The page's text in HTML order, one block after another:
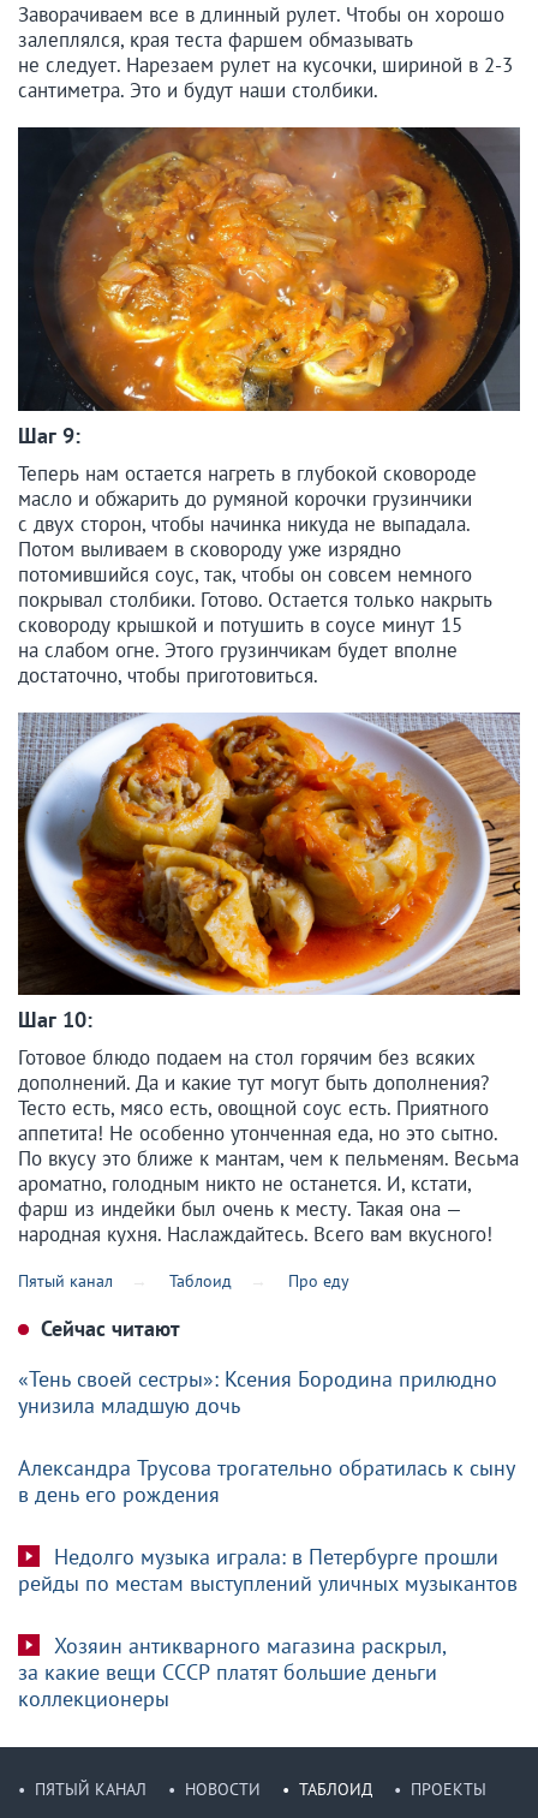
Заворачиваем все в длинный рулет. Чтобы он хорошо
залеплялся, края теста фаршем обмазывать
не следует. Нарезаем рулет на кусочки, шириной в 2-3
сантиметра. Это и будут наши столбики.
Шаг 9:
Теперь нам остается нагреть в глубокой сковороде
масло и обжарить до румяной корочки грузинчики
с двух сторон, чтобы начинка никуда не выпадала.
Потом выливаем в сковороду уже изрядно
потомившийся соус, так, чтобы он совсем немного
покрывал столбики. Готово. Остается только накрыть
сковороду крышкой и потушить в соусе минут 15
на слабом огне. Этого грузинчикам будет вполне
достаточно, чтобы приготовиться.
Шаг 10:
Готовое блюдо подаем на стол горячим без всяких
дополнений. Да и какие тут могут быть дополнения?
Тесто есть, мясо есть, овощной соус есть. Приятного
аппетита! Не особенно утонченная еда, но это сытно.
По вкусу это ближе к мантам, чем к пельменям. Весьма
ароматно, голодным никто не останется. И, кстати,
фарш из индейки был очень к месту. Такая она —
народная кухня. Наслаждайтесь. Всего вам вкусного!
Пятый канал Таблоид Про еду
Сейчас читают
«Тень своей сестры»: Ксения Бородина прилюдно
унизила младшую дочь
Александра Трусова трогательно обратилась к сыну
в день его рождения
Недолго музыка играла: в Петербурге прошли
рейды по местам выступлений уличных музыкантов
Хозяин антикварного магазина раскрыл,
за какие вещи СССР платят большие деньги
коллекционеры
ПЯТЫЙ КАНАЛ НОВОСТИ ТАБЛОИД
ПРОЕКТЫ